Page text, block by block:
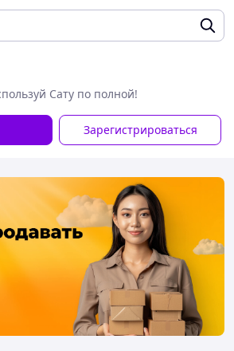
Сату по полной!
Зарегистрироваться